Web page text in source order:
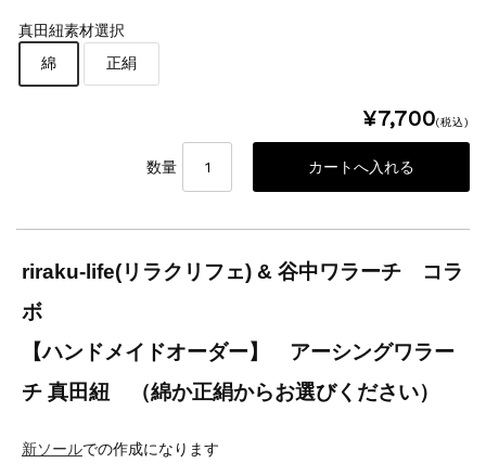
真田紐素材選択
綿
正絹
¥7,700(税込)
数量
riraku-life(リラクリフェ) & 谷中ワラーチ コラ
ボ
【ハンドメイドオーダー】 アーシングワラー
チ 真田紐 （綿か正絹からお選びください）
新ソールでの作成になります